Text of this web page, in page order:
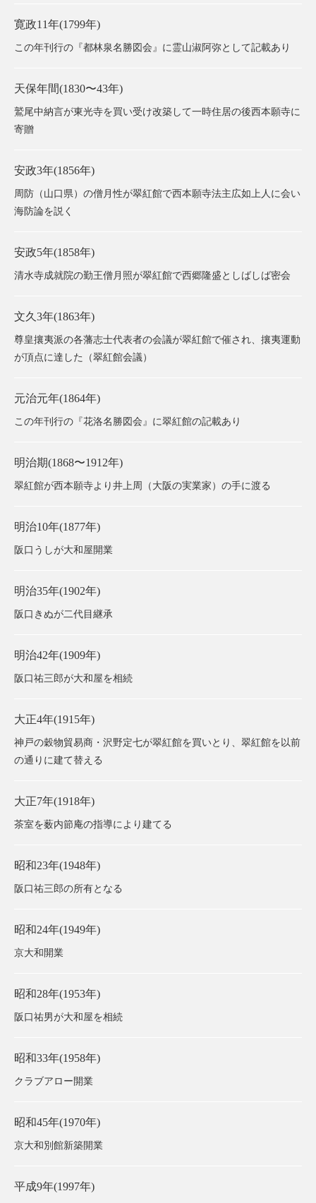
寛政11年(1799年)
この年刊⾏の『都林泉名勝図会』に霊山淑阿弥として記載あり
天保年間(1830〜43年)
鷲尾中納⾔が東光寺を買い受け改築して一時住居の後西本願寺に
寄贈
安政3年(1856年)
周防（山口県）の僧月性が翠紅館で西本願寺法主広如上人に会い
海防論を説く
安政5年(1858年)
清⽔寺成就院の勤王僧月照が翠紅館で西郷隆盛としばしば密会
文久3年(1863年)
尊皇攘夷派の各藩志士代表者の会議が翠紅館で催され、攘夷運動
が頂点に達した（翠紅館会議）
元治元年(1864年)
この年刊⾏の『花洛名勝図会』に翠紅館の記載あり
明治期(1868〜1912年)
翠紅館が西本願寺より井上周（大阪の実業家）の手に渡る
明治10年(1877年)
阪口うしが大和屋開業
明治35年(1902年)
阪口きぬが二代目継承
明治42年(1909年)
阪口祐三郎が大和屋を相続
大正4年(1915年)
神戸の穀物貿易商・沢野定七が翠紅館を買いとり、翠紅館を以前
の通りに建て替える
大正7年(1918年)
茶室を薮内節庵の指導により建てる
昭和23年(1948年)
阪口祐三郎の所有となる
昭和24年(1949年)
京大和開業
昭和28年(1953年)
阪口祐男が大和屋を相続
昭和33年(1958年)
クラブアロー開業
昭和45年(1970年)
京大和別館新築開業
平成9年(1997年)